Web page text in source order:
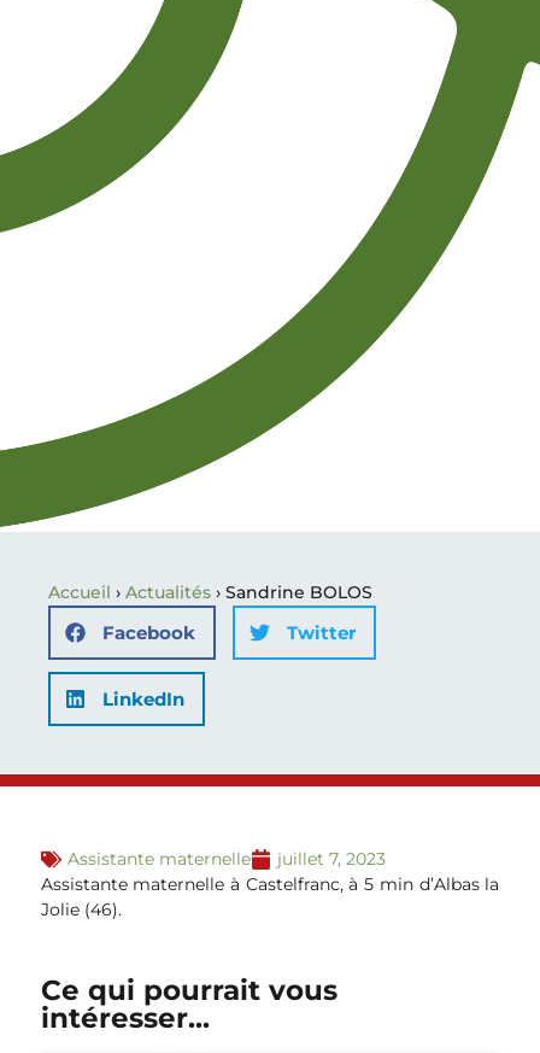
Accueil › Actualités › Sandrine BOLOS
Facebook Twitter
LinkedIn
Assistante maternelle
juillet 7, 2023
Assistante maternelle à Castelfranc, à 5 min d’Albas la
Jolie (46).
Ce qui pourrait vous
intéresser...